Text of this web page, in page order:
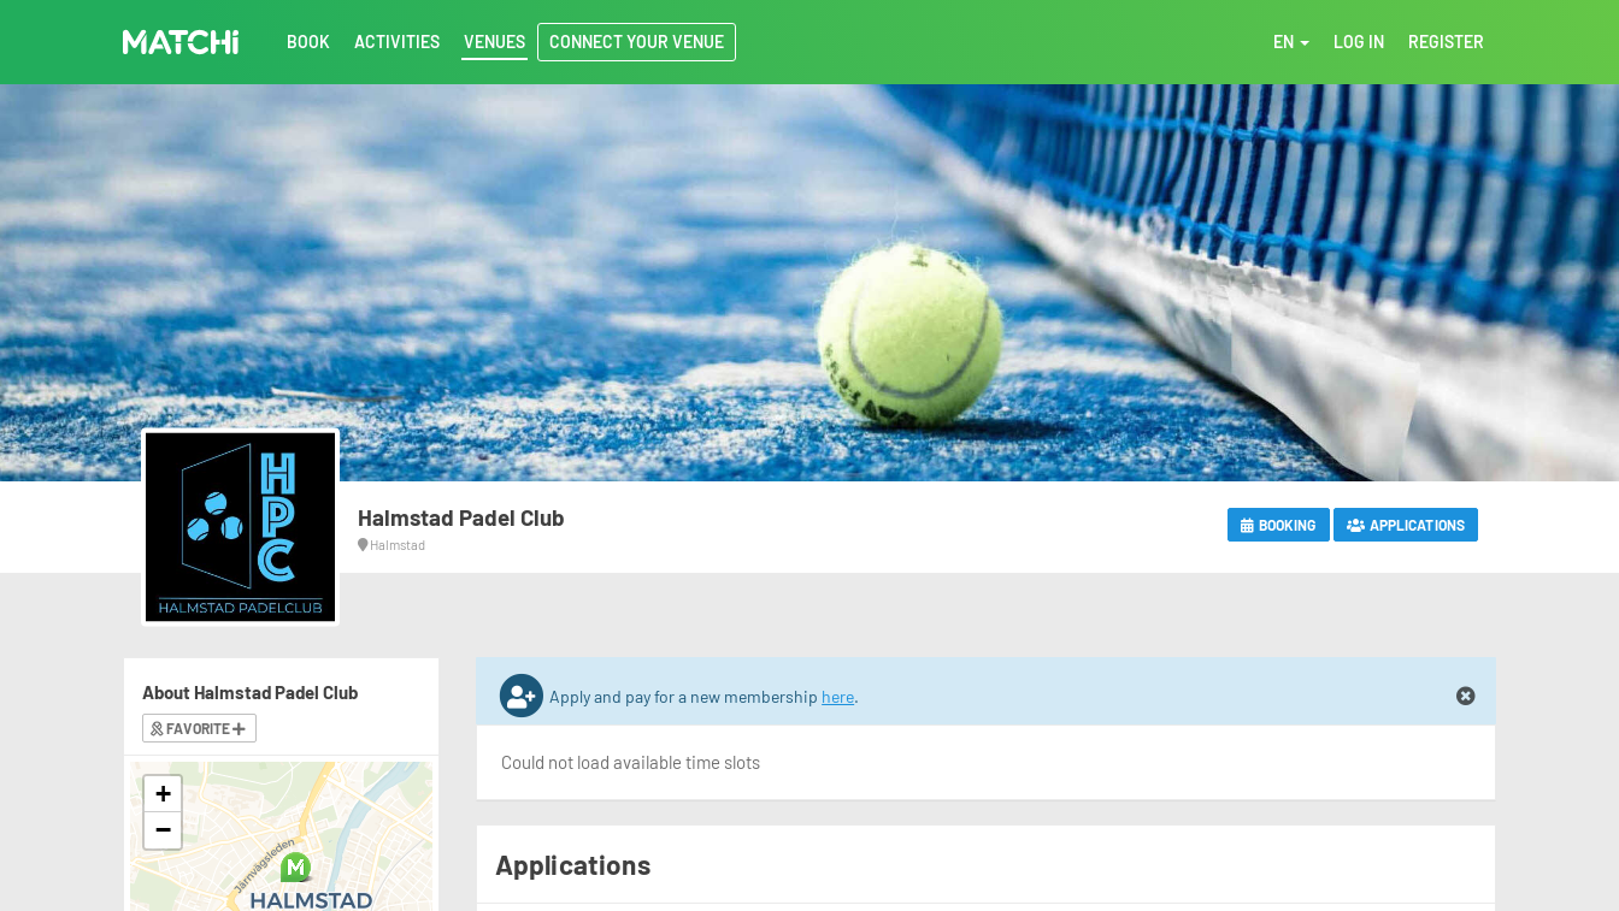
BOOK ACTIVITIES VENUES CONNECT YOUR VENUE EN LOG IN REGISTER
Halmstad Padel Club
Halmstad
BOOKING APPLICATIONS
Apply and pay for a new membership here.
Could not load available time slots
Applications
About Halmstad Padel Club
FAVORITE
+
−